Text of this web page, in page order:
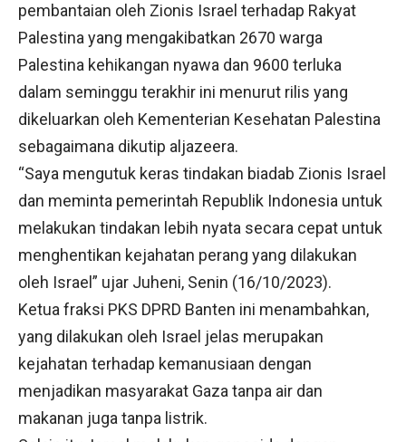
pembantaian oleh Zionis Israel terhadap Rakyat
Palestina yang mengakibatkan 2670 warga
Palestina kehikangan nyawa dan 9600 terluka
dalam seminggu terakhir ini menurut rilis yang
dikeluarkan oleh Kementerian Kesehatan Palestina
sebagaimana dikutip aljazeera.
“Saya mengutuk keras tindakan biadab Zionis Israel
dan meminta pemerintah Republik Indonesia untuk
melakukan tindakan lebih nyata secara cepat untuk
menghentikan kejahatan perang yang dilakukan
oleh Israel” ujar Juheni, Senin (16/10/2023).
Ketua fraksi PKS DPRD Banten ini menambahkan,
yang dilakukan oleh Israel jelas merupakan
kejahatan terhadap kemanusiaan dengan
menjadikan masyarakat Gaza tanpa air dan
makanan juga tanpa listrik.